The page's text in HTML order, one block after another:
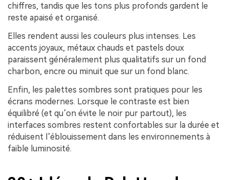
chiffres, tandis que les tons plus profonds gardent le
reste apaisé et organisé.
Elles rendent aussi les couleurs plus intenses. Les
accents joyaux, métaux chauds et pastels doux
paraissent généralement plus qualitatifs sur un fond
charbon, encre ou minuit que sur un fond blanc.
Enfin, les palettes sombres sont pratiques pour les
écrans modernes. Lorsque le contraste est bien
équilibré (et qu’on évite le noir pur partout), les
interfaces sombres restent confortables sur la durée et
réduisent l’éblouissement dans les environnements à
faible luminosité.